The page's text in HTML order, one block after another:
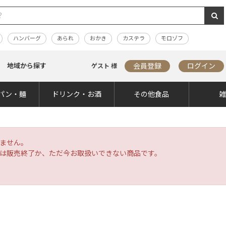
ハンバーグ あられ おかき カステラ モロゾフ
地域から探す ゲスト 様 会員登録 ログイン
ン・麺 ドリンク・お酒 その他食品
せん。
販売終了か、ただ今お取扱いできない商品です。